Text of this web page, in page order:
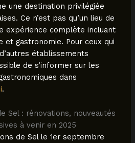
une destination privilégiée
Ce n’est pas qu’un lieu de
expérience complète incluant
et gastronomie. Pour ceux qui
établissements
de s’informer sur les
dans
.
Sel : rénovations, nouveautés
à venir en 2025
de Sel le 1er septembre